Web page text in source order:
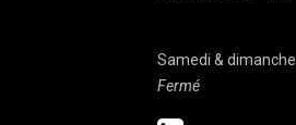
Samedi & dimanche
Fermé